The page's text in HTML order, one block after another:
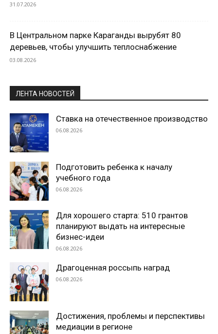
31.07.2026
В Центральном парке Караганды вырубят 80
деревьев, чтобы улучшить теплоснабжение
03.08.2026
ЛЕНТА НОВОСТЕЙ
Ставка на отечественное производство
06.08.2026
Подготовить ребенка к началу
учебного года
06.08.2026
Для хорошего старта: 510 грантов
планируют выдать на интересные
бизнес-идеи
06.08.2026
Драгоценная россыпь наград
06.08.2026
Достижения, проблемы и перспективы
медиации в регионе